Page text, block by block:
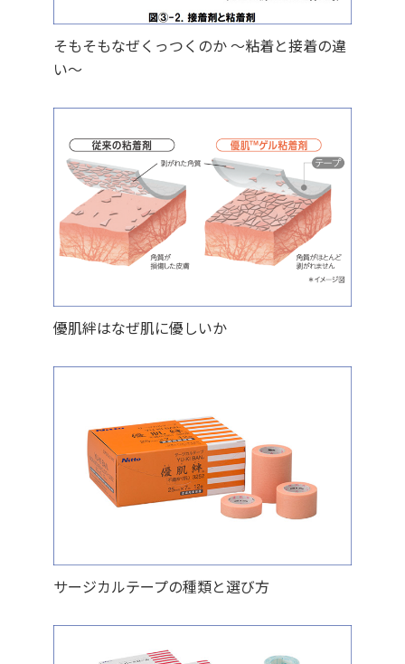
そもそもなぜくっつくのか ～粘着と接着の違
い～
優肌絆はなぜ肌に優しいか
サージカルテープの種類と選び方